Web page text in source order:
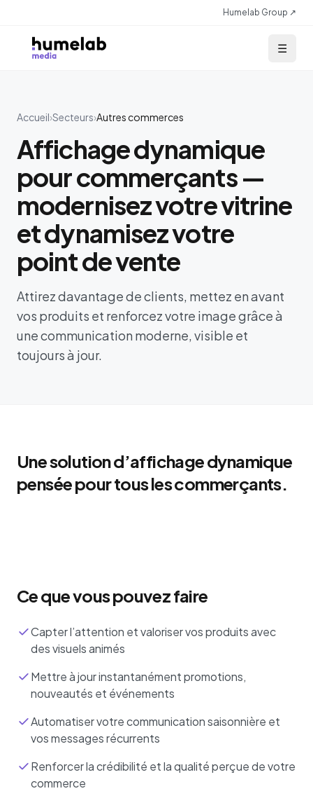
Humelab Group ↗
☰
Accueil›Secteurs›Autres commerces
Affichage dynamique
pour commerçants —
modernisez votre vitrine
et dynamisez votre
point de vente
Attirez davantage de clients, mettez en avant
vos produits et renforcez votre image grâce à
une communication moderne, visible et
toujours à jour.
Une solution d’affichage dynamique
pensée pour tous les commerçants.
Ce que vous pouvez faire
Capter l’attention et valoriser vos produits avec
des visuels animés
Mettre à jour instantanément promotions,
nouveautés et événements
Automatiser votre communication saisonnière et
vos messages récurrents
Renforcer la crédibilité et la qualité perçue de votre
commerce